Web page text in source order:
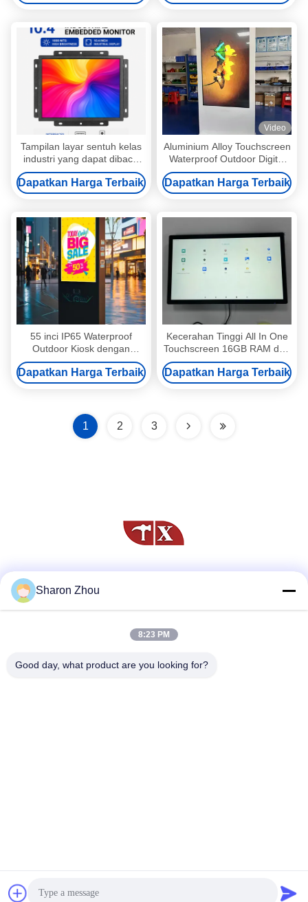
Screen
Tampilan layar sentuh kelas
industri yang dapat dibaca
sinar matahari dengan
konstruksi tahan lama dan
kisaran suhu operasi yang
Dapatkan Harga Terbaik
Video
Aluminium Alloy Touchscreen
Waterproof Outdoor Digital
Signage Kiosk Disesuaikan
Dapatkan Harga Terbaik
55 inci IP65 Waterproof
Outdoor Kiosk dengan
3000cd/m2 Kecerahan LCD
Iklan Tampilan dan Layar
Sentuh
Dapatkan Harga Terbaik
Kecerahan Tinggi All In One
Touchscreen 16GB RAM dan
1000nits
Dapatkan Harga Terbaik
1 2 3
Pemasok. Hak cipta © 2024-2026 Shenzhen Outdoor Special
Display Equipment Co., Ltd. Semua hak dilindungi.
Sharon Zhou
8:23 PM
Good day, what product are you looking for?